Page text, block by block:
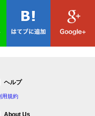
ヘルプ
用規約
About Us